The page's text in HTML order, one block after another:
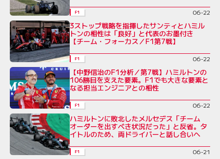
F1 06-22
3ストップ戦略を指揮したサンティとハミル
トンの相性は「良好」と代表のお墨付き
【チーム・フォーカス／F1第7戦】
F1 06-22
【中野信治のF1分析／第7戦】ハミルトンの
106勝目を支えた要素。F1でも大きな要素と
なる担当エンジニアとの相性
F1 06-22
ハミルトンに敗北したメルセデス「チーム
オーダーを出すべき状況だった」と反省。タ
イトルのため、両ドライバーと話し合いへ
F1 06-21